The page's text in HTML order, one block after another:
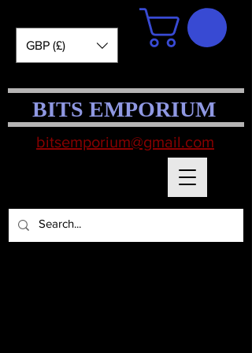
BITS EMPORIUM
GBP (£)
bitsemporium@gmail.com